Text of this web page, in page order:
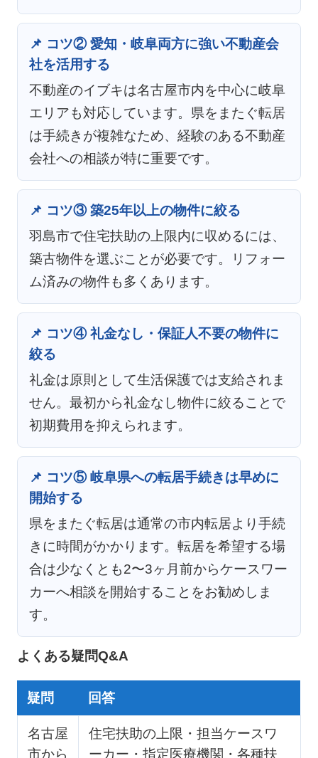
📌 コツ② 愛知・岐阜両方に強い不動産会
社を活用する
不動産のイブキは名古屋市内を中心に岐阜
エリアも対応しています。県をまたぐ転居
は手続きが複雑なため、経験のある不動産
会社への相談が特に重要です。
📌 コツ③ 築25年以上の物件に絞る
羽島市で住宅扶助の上限内に収めるには、
築古物件を選ぶことが必要です。リフォー
ム済みの物件も多くあります。
📌 コツ④ 礼金なし・保証人不要の物件に
絞る
礼金は原則として生活保護では支給されま
せん。最初から礼金なし物件に絞ることで
初期費用を抑えられます。
📌 コツ⑤ 岐阜県への転居手続きは早めに
開始する
県をまたぐ転居は通常の市内転居より手続
きに時間がかかります。転居を希望する場
合は少なくとも2〜3ヶ月前からケースワー
カーへ相談を開始することをお勧めしま
す。
よくある疑問Q&A
疑問 回答
名古屋
市から
住宅扶助の上限・担当ケースワ
ーカー・指定医療機関・各種扶